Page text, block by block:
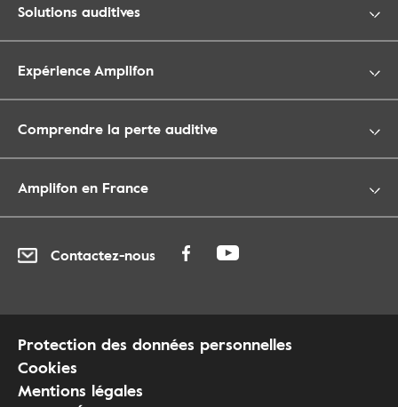
Solutions auditives
Expérience Amplifon
Comprendre la perte auditive
Amplifon en France
Contactez-nous
Protection des données personnelles
Cookies
Mentions légales